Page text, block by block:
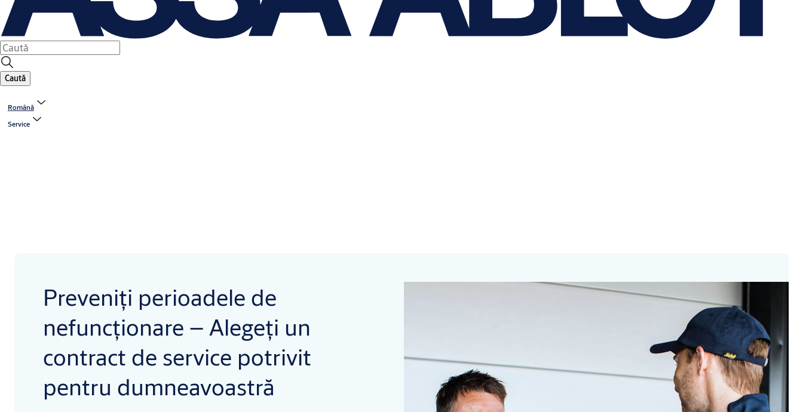
Caută
Română
Service
Preveniți perioadele de
nefuncționare – Alegeți un
contract de service potrivit
pentru dumneavoastră